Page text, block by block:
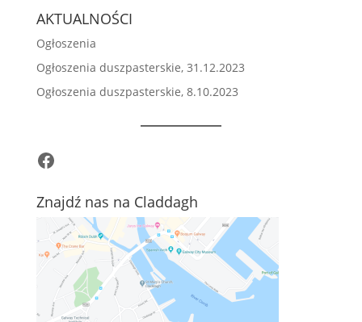
AKTUALNOŚCI
Ogłoszenia
Ogłoszenia duszpasterskie, 31.12.2023
Ogłoszenia duszpasterskie, 8.10.2023
Facebook
Znajdź nas na Claddagh